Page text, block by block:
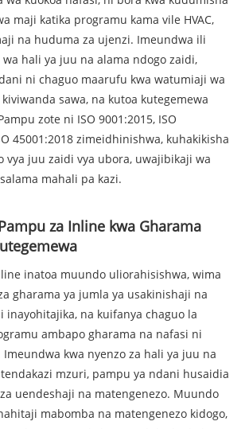
maji katika programu kama vile HVAC,
na huduma za ujenzi. Imeundwa ili
hali ya juu na alama ndogo zaidi,
ni chaguo maarufu kwa watumiaji wa
sawa, na kutoa kutegemewa
zote ni ISO 9001:2015, ISO
45001:2018 zimeidhinishwa, kuhakikisha
vya juu zaidi vya ubora, uwajibikaji wa
mahali pa kazi.
za Inline kwa Gharama
inatoa muundo uliorahisishwa, wima
gharama ya jumla ya usakinishaji na
inayohitajika, na kuifanya chaguo la
ambapo gharama na nafasi ni
kwa nyenzo za hali ya juu na
mzuri, pampu ya ndani husaidia
uendeshaji na matengenezo. Muundo
mabomba na matengenezo kidogo,